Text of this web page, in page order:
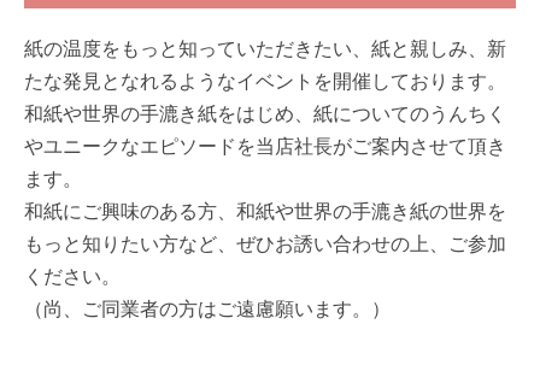
紙の温度をもっと知っていただきたい、紙と親しみ、新
たな発見となれるようなイベントを開催しております。
和紙や世界の手漉き紙をはじめ、紙についてのうんちく
やユニークなエピソードを当店社長がご案内させて頂き
ます。
和紙にご興味のある方、和紙や世界の手漉き紙の世界を
もっと知りたい方など、ぜひお誘い合わせの上、ご参加
ください。
（尚、ご同業者の方はご遠慮願います。）